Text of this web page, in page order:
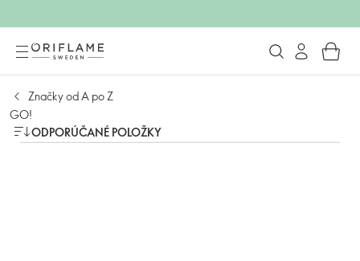
Značky od A po Z
GO!
ODPORÚČANÉ POLOŽKY